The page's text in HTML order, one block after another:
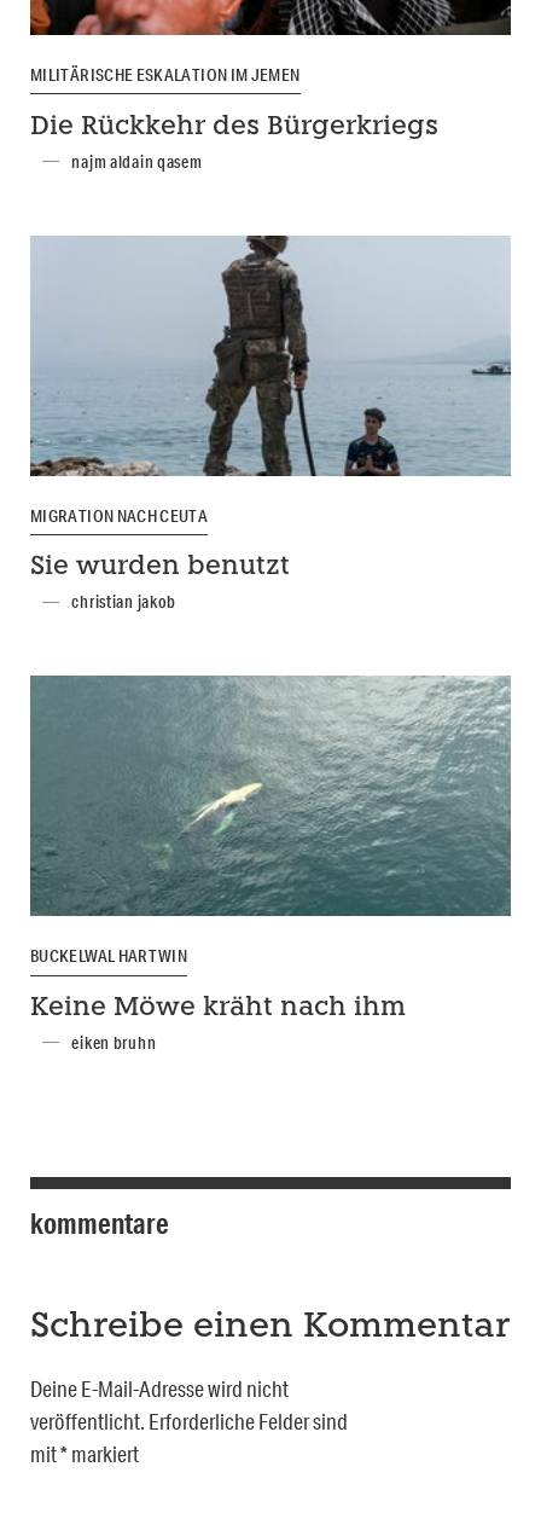
MILITÄRISCHE ESKALATION IM JEMEN
Die Rückkehr des Bürgerkriegs
najm aldain qasem
MIGRATION NACH CEUTA
Sie wurden benutzt
christian jakob
BUCKELWAL HARTWIN
Keine Möwe kräht nach ihm
eiken bruhn
kommentare
Schreibe einen Kommentar
Deine E-Mail-Adresse wird nicht
veröffentlicht. Erforderliche Felder sind
mit*markiert